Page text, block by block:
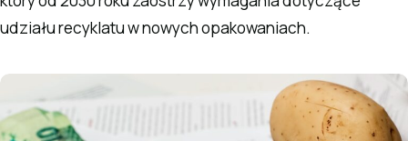
udziału recyklatu w nowych opakowaniach.